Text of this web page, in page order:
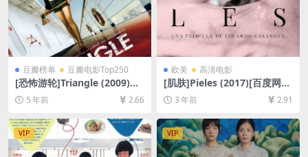
豆瓣榜单 豆瓣电影Top250
[恐怖游轮]Triangle (2009)完
整版[百度网盘+迅雷云盘资源
1080P超清未删减][MP4/6.0G
B][中英字幕]
5 年前 2.66
欧美 高清电影
[肌肤]Pieles (2017)[百度网盘
+夸克网盘1080P超清未删减
资源][网盘在线播放/下载][MP
4/1.3GB][中文字幕]
3 年前 2.91
VIP VIP